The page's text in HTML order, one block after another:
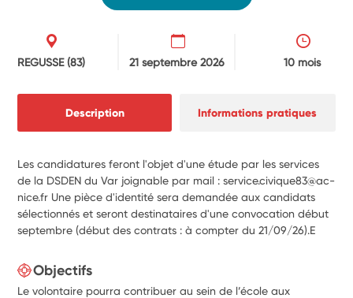
REGUSSE(83) 21 septembre 2026 10 mois
Description Informations pratiques
Les candidatures feront l'objet d'une étude par les services
de la DSDEN du Var joignable par mail : service.civique83@ac-
nice.fr Une pièce d'identité sera demandée aux candidats
sélectionnés et seront destinataires d'une convocation début
septembre (début des contrats : à compter du 21/09/26).E
Objectifs
Le volontaire pourra contribuer au sein de l’école aux